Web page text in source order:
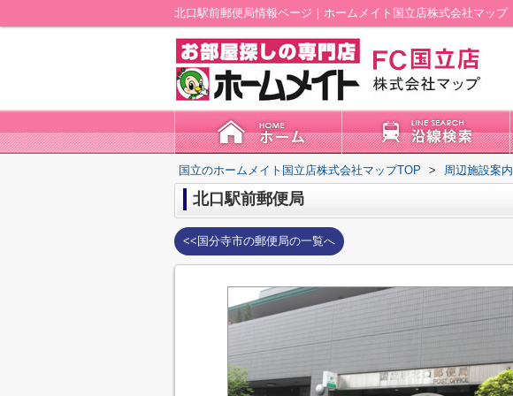
北口駅前郵便局情報ページ｜ホームメイト国立店株式会社マップ
国立のホームメイト国立店株式会社マップTOP > 周辺施設案内
北口駅前郵便局
<<国分寺市の郵便局の一覧へ